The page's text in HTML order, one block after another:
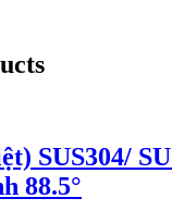
SUS304/
88.5°